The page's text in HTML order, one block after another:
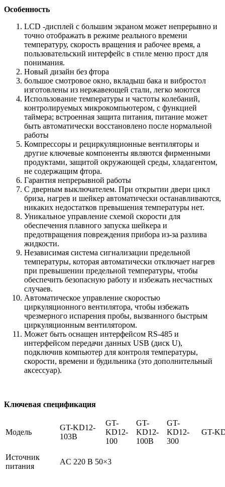
Особенность
LCD -дисплей с большим экраном может непрерывно и
точно отображать в режиме реального времени
температуру, скорость вращения и рабочее время, а
пользовательский интерфейс в стиле меню прост для
понимания.
Новый дизайн без фтора
большое смотровое окно, вкладыш бака и вибростол
изготовлены из нержавеющей стали, легко моются
Использование температуры и частоты колебаний,
контролируемых микрокомпьютером, с функцией
таймера; встроенная защита питания, питание может
быть автоматически восстановлено после нормальной
работы
Компрессоры и рециркуляционные вентиляторы и
другие ключевые компоненты являются фирменными
продуктами, защитой окружающей среды, хладагентом,
не содержащим фтора.
Гарантия непрерывной работы
С дверным выключателем. При открытии двери цикл
бриза, нагрев и шейкер автоматически останавливаются,
никаких недостатков превышения температуры нет.
Уникальное управление схемой скорости для
обеспечения плавного запуска шейкера и
предотвращения повреждения прибора из-за разлива
жидкости.
Независимая система сигнализации предельной
температуры, которая автоматически отключает нагрев
при превышении предельной температуры, чтобы
обеспечить безопасную работу и избежать несчастных
случаев.
Автоматическое управление скоростью
циркуляционного вентилятора, чтобы избежать
чрезмерного испарения пробы, вызванного быстрым
циркуляционным вентилятором.
Может быть оснащен интерфейсом RS-485 и
интерфейсом передачи данных USB (диск U),
подключив компьютер для контроля температуры,
скорости, времени и будильника (это дополнительный
аксессуар).
Ключевая спецификация
Модель
GT-KD12-
103B
GT-
KD12-
100
GT-
KD12-
100B
GT-
KD12-
300
GT-
Источник
питания
AC 220 В 50×3